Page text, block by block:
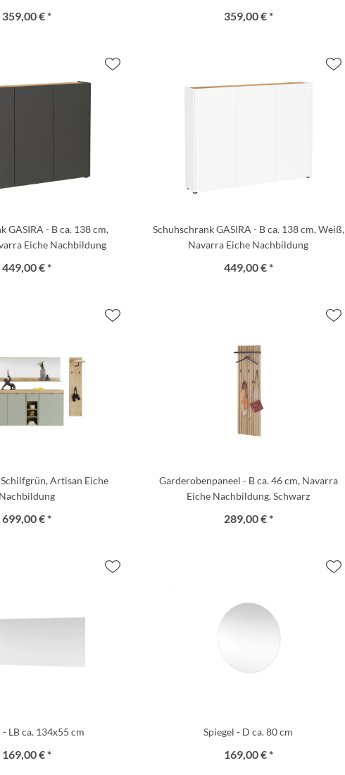
359,00 € * 359,00 € *
GASIRA - B ca. 138 cm,
Eiche Nachbildung
449,00 € *
Schuhschrank GASIRA - B ca. 138 cm, Weiß,
Navarra Eiche Nachbildung
449,00 € *
Artisan Eiche
Nachbildung
699,00 € *
Garderobenpaneel - B ca. 46 cm, Navarra
Eiche Nachbildung, Schwarz
289,00 € *
- LB ca. 134x55 cm
169,00 € *
Spiegel - D ca. 80 cm
169,00 € *